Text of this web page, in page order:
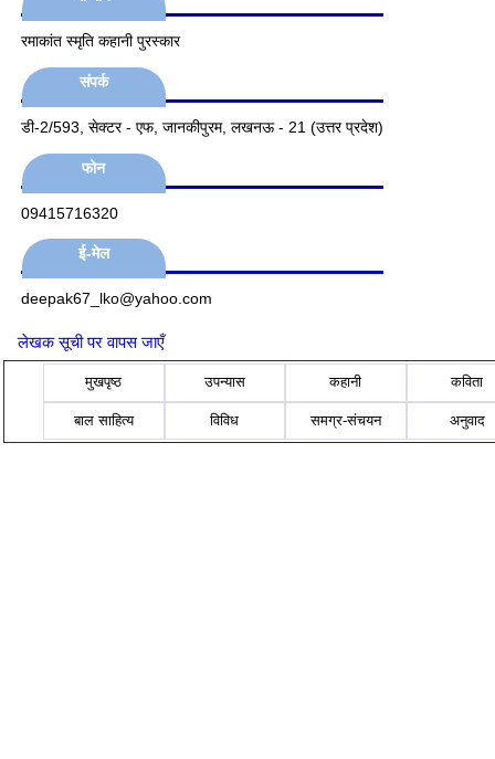
रमाकांत स्मृति कहानी पुरस्कार
संपर्क
डी-2/593, सेक्टर - एफ, जानकीपुरम, लखनऊ - 21 (उत्तर प्रदेश)
फोन
09415716320
ई-मेल
deepak67_lko@yahoo.com
लेखक सूची पर वापस जाएँ
मुखपृष्ठ उपन्यास कहानी कविता
बाल साहित्य विविध समग्र-संचयन अनुवाद